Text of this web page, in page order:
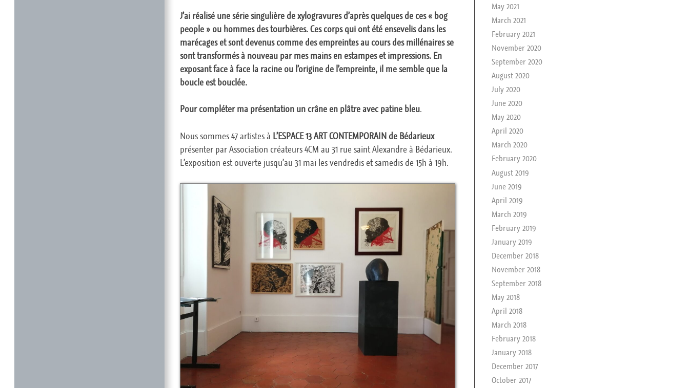
J’ai réalisé une série singulière de xylogravures d’après quelques de ces « bog
people » ou hommes des tourbières. Ces corps qui ont été ensevelis dans les
marécages et sont devenus comme des empreintes au cours des millénaires se
sont transformés à nouveau par mes mains en estampes et impressions. En
exposant face à face la racine ou l’origine de l’empreinte, il me semble que la
boucle est bouclée.
Pour compléter ma présentation un crâne en plâtre avec patine bleu.
Nous sommes 47 artistes à L’ESPACE 13 ART CONTEMPORAIN de Bédarieux
présenter par Association créateurs 4CM au 31 rue saint Alexandre à Bédarieux.
L’exposition est ouverte jusqu’au 31 mai les vendredis et samedis de 15h à 19h.
May 2021
March 2021
February 2021
November 2020
September 2020
August 2020
July 2020
June 2020
May 2020
April 2020
March 2020
February 2020
August 2019
June 2019
April 2019
March 2019
February 2019
January 2019
December 2018
November 2018
September 2018
May 2018
April 2018
March 2018
February 2018
January 2018
December 2017
October 2017